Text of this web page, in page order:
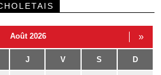
Août 2026 »
J V S D